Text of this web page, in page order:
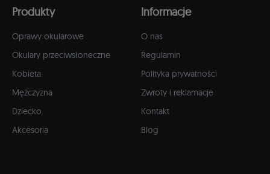
Produkty
Oprawy okularowe
Okulary przeciwsłoneczne
Kobieta
Mężczyzna
Dziecko
Akcesoria
Informacje
O nas
Regulamin
Polityka prywatności
Zwroty i reklamacje
Kontakt
Blog